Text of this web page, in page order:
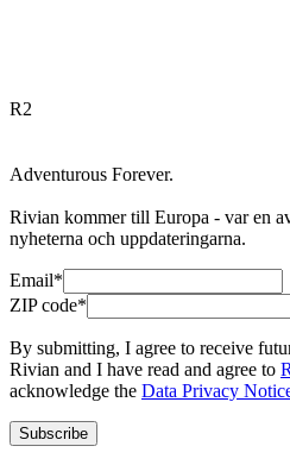
R2
Adventurous Forever.
Rivian kommer till Europa - var en
nyheterna och uppdateringarna.
Email*
ZIP code*
By submitting, I agree to receive
Rivian and I have read and agree to
acknowledge the Data Privacy
Subscribe